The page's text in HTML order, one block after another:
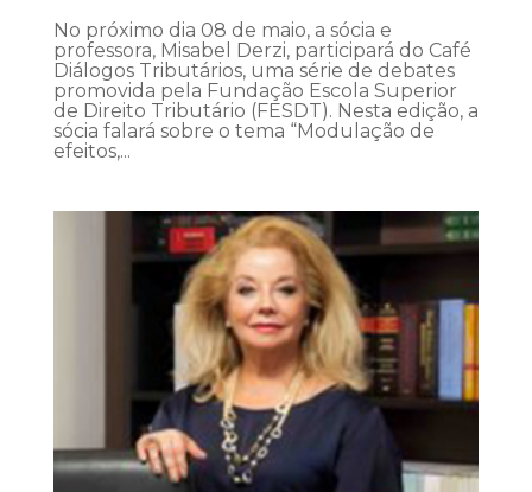
No próximo dia 08 de maio, a sócia e
professora, Misabel Derzi, participará do Café
Diálogos Tributários, uma série de debates
promovida pela Fundação Escola Superior
de Direito Tributário (FESDT). Nesta edição, a
sócia falará sobre o tema “Modulação de
efeitos,...